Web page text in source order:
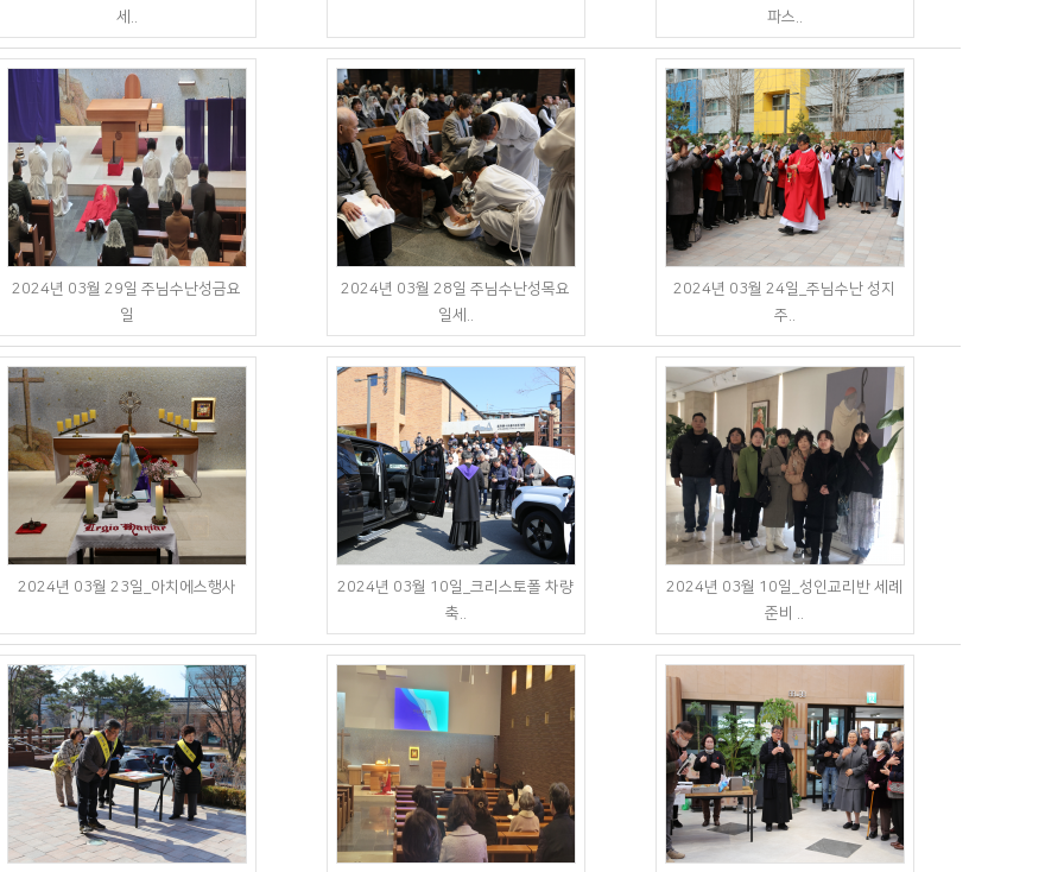
세..
파스..
2024년 03월 29일 주님수난성금요
일
2024년 03월 28일 주님수난성목요
일세..
2024년 03월 24일_주님수난 성지
주..
2024년 03월 23일_아치에스행사
2024년 03월 10일_크리스토폴 차량
축..
2024년 03월 10일_성인교리반 세례
준비 ..